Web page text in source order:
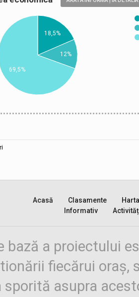
18,5%
12%
69,5%
Acasă Clasamente
Harta
Informativ
bază a proiectului
fiecărui oraș,
sporită asupra